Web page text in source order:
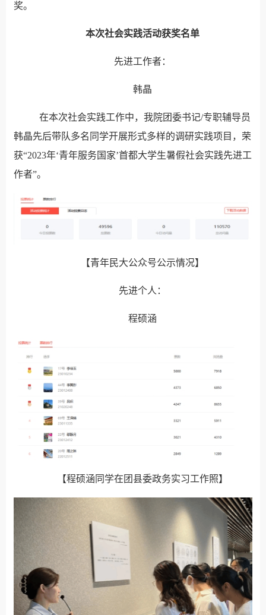
奖。
本次社会实践活动获奖名单
先进工作者：
韩晶
在本次社会实践工作中，我院团委书记/专职辅导员
韩晶先后带队多名同学开展形式多样的调研实践项目，荣
获“2023年‘青年服务国家’首都大学生暑假社会实践先进工
作者”。
【青年民大公众号公示情况】
先进个人：
程硕涵
【程硕涵同学在团县委政务实习工作照】